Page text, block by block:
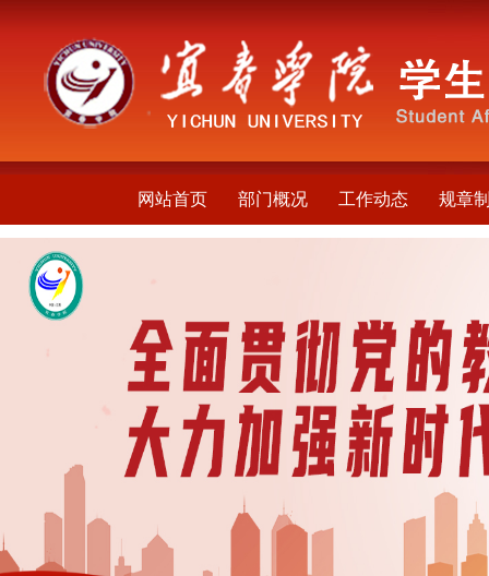
网站首页 部门概况 工作动态 规章